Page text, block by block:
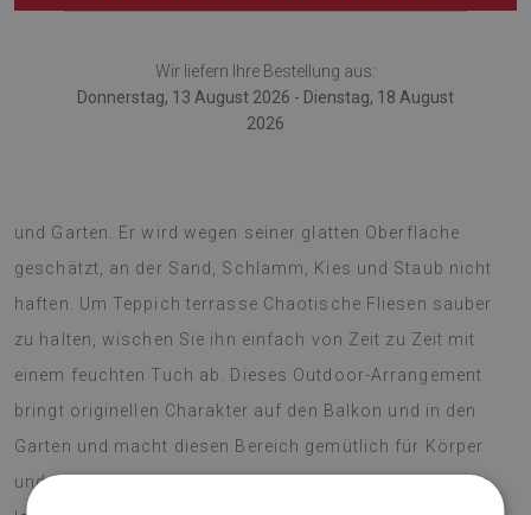
Wir liefern Ihre Bestellung aus:
Donnerstag, 13 August 2026 - Dienstag, 18 August
2026
und Garten. Er wird wegen seiner glatten Oberfläche
geschätzt, an der Sand, Schlamm, Kies und Staub nicht
haften. Um Teppich terrasse Chaotische Fliesen sauber
zu halten, wischen Sie ihn einfach von Zeit zu Zeit mit
einem feuchten Tuch ab. Dieses Outdoor-Arrangement
bringt originellen Charakter auf den Balkon und in den
Garten und macht diesen Bereich gemütlich für Körper
und Seele. Lebendige Farben erfreuen das Auge für eine